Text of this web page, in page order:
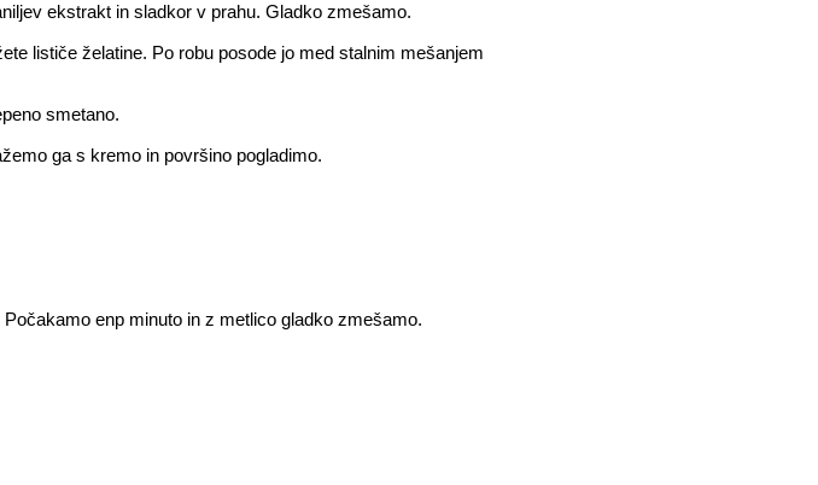
ekstrakt in sladkor v prahu. Gladko zmešamo.
lističe želatine. Po robu posode jo med stalnim mešanjem
smetano.
ga s kremo in površino pogladimo.
enp minuto in z metlico gladko zmešamo.